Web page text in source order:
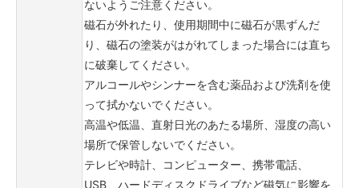
ないようご注意ください。
磁石が外れたり、使用期間中に磁石が黒ずんだ
り、磁石の塗装がはがれてしまった場合には直ち
に破棄してください。
アルコールやシンナーを含む薬品および洗剤を使
って拭かないでください。
高温や低温、直射日光のあたる場所、湿度の高い
場所で保管しないでください。
テレビや時計、コンピューター、携帯電話、
USB、ハードディスクドライブなど磁気に影響を